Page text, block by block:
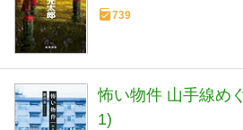
739
怖い物件 山手線め
1)